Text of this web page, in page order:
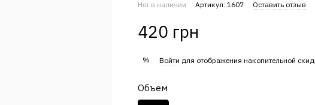
Нет в наличии Артикул: 1607 Оставить отзыв
420 грн
% Войти для отображения накопительной
Объем